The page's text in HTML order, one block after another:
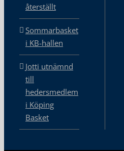
återställt
Sommarbasket
i KB-hallen
Jotti utnämnd
till
hedersmedlem
i Köping
Basket